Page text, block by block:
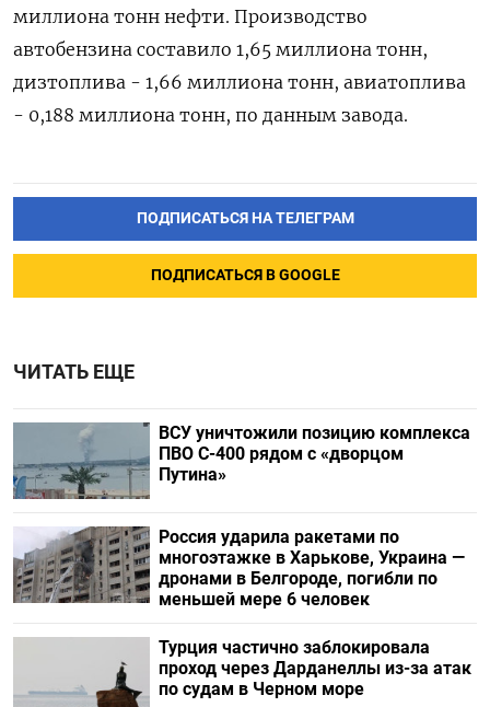
миллиона тонн нефти. Производство
автобензина составило 1,65 миллиона тонн,
дизтоплива - 1,66 миллиона тонн, авиатоплива
- 0,188 миллиона тонн, по данным завода.
ПОДПИСАТЬСЯ НА ТЕЛЕГРАМ
ПОДПИСАТЬСЯ В GOOGLE
ЧИТАТЬ ЕЩЕ
ВСУ уничтожили позицию комплекса
ПВО С-400 рядом с «дворцом
Путина»
Россия ударила ракетами по
многоэтажке в Харькове, Украина —
дронами в Белгороде, погибли по
меньшей мере 6 человек
Турция частично заблокировала
проход через Дарданеллы из-за атак
по судам в Черном море